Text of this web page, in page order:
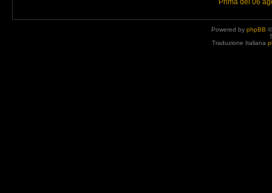
Prima del 06
Powered by phpBB
Traduzione Italiana